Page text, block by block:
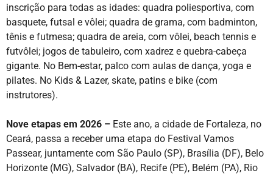
inscrição para todas as idades: quadra poliesportiva, com
basquete, futsal e vôlei; quadra de grama, com badminton,
tênis e futmesa; quadra de areia, com vôlei, beach tennis e
futvôlei; jogos de tabuleiro, com xadrez e quebra-cabeça
gigante. No Bem-estar, palco com aulas de dança, yoga e
pilates. No Kids & Lazer, skate, patins e bike (com
instrutores).
Nove etapas em 2026 – Este ano, a cidade de Fortaleza, no
Ceará, passa a receber uma etapa do Festival Vamos
Passear, juntamente com São Paulo (SP), Brasília (DF), Belo
Horizonte (MG), Salvador (BA), Recife (PE), Belém (PA), Rio